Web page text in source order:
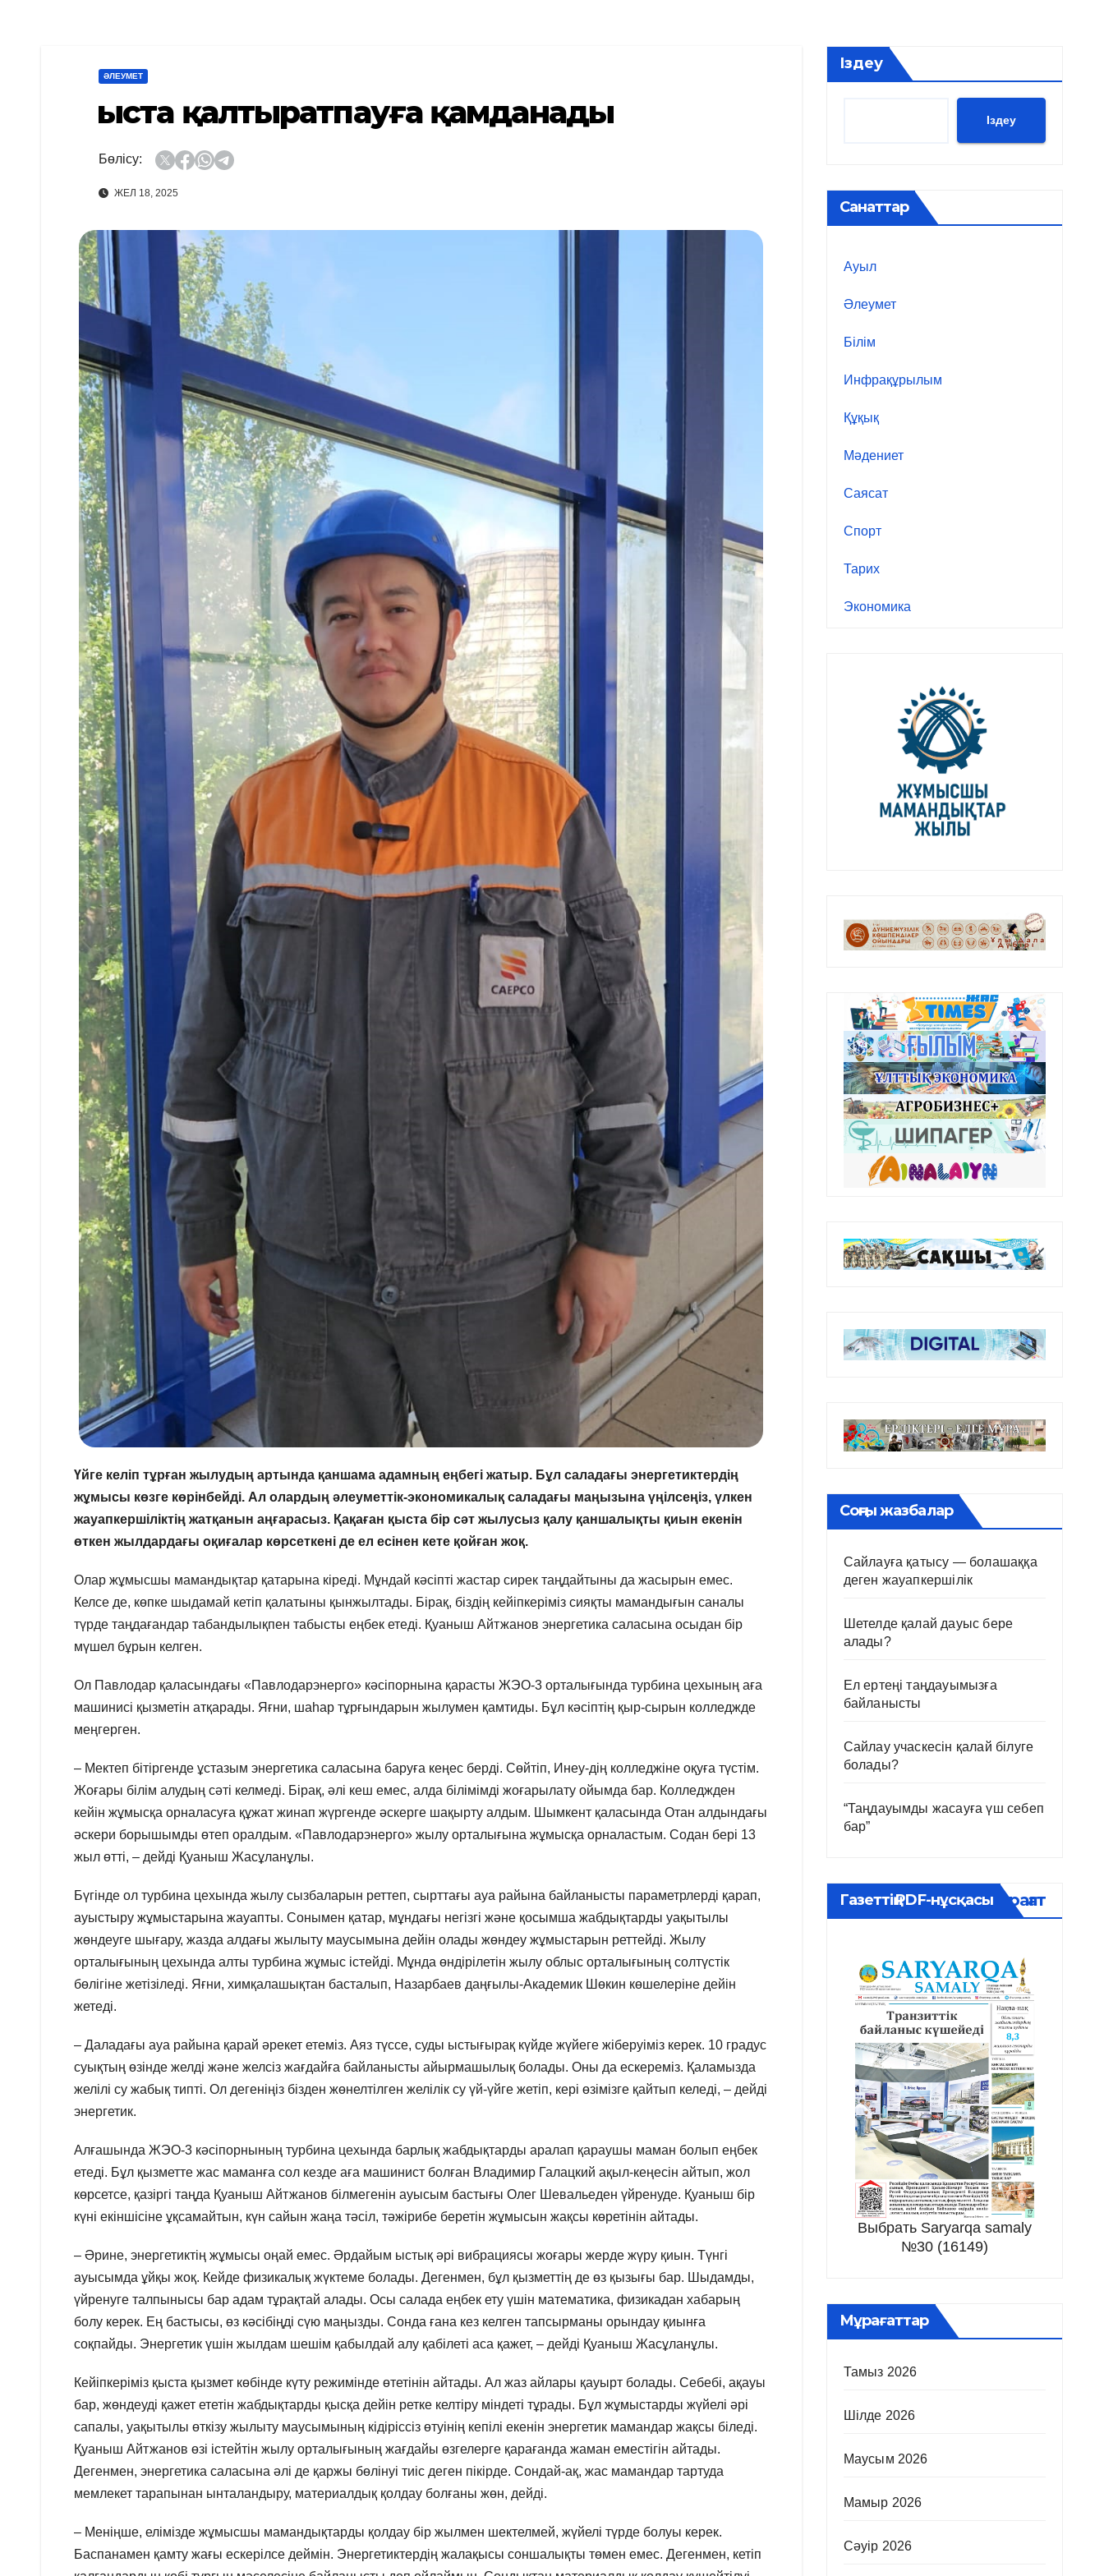
ӘЛЕУМЕТ
Қыста қалтыратпауға қамданады
Бөлісу:
ЖЕЛ 18, 2025
Үйге келіп тұрған жылудың артында қаншама адамның еңбегі жатыр. Бұл саладағы энергетиктердің
жұмысы көзге көрінбейді. Ал олардың әлеуметтік-экономикалық саладағы маңызына үңілсеңіз, үлкен
жауапкершіліктің жатқанын аңғарасыз. Қақаған қыста бір сәт жылусыз қалу қаншалықты қиын екенін
өткен жылдардағы оқиғалар көрсеткені де ел есінен кете қойған жоқ.
Олар жұмысшы мамандықтар қатарына кіреді. Мұндай кәсіпті жастар сирек таңдайтыны да жасырын емес.
Келсе де, көпке шыдамай кетіп қалатыны қынжылтады. Бірақ, біздің кейіпкеріміз сияқты мамандығын саналы
түрде таңдағандар табандылықпен табысты еңбек етеді. Қуаныш Айтжанов энергетика саласына осыдан бір
мүшел бұрын келген.
Ол Павлодар қаласындағы «Павлодарэнерго» кәсіпорнына қарасты ЖЭО-3 орталығында турбина цехының аға
машинисі қызметін атқарады. Яғни, шаһар тұрғындарын жылумен қамтиды. Бұл кәсіптің қыр-сырын колледжде
меңгерген.
– Мектеп бітіргенде ұстазым энергетика саласына баруға кеңес берді. Сөйтіп, Инеу-дің колледжіне оқуға түстім.
Жоғары білім алудың сәті келмеді. Бірақ, әлі кеш емес, алда білімімді жоғарылату ойымда бар. Колледжден
кейін жұмысқа орналасуға құжат жинап жүргенде әскерге шақырту алдым. Шымкент қаласында Отан алдындағы
әскери борышымды өтеп оралдым. «Павлодарэнерго» жылу орталығына жұмысқа орналастым. Содан бері 13
жыл өтті, – дейді Қуаныш Жасұланұлы.
Бүгінде ол турбина цехында жылу сызбаларын реттеп, сырттағы ауа райына байланысты параметрлерді қарап,
ауыстыру жұмыстарына жауапты. Сонымен қатар, мұндағы негізгі және қосымша жабдықтарды уақытылы
жөндеуге шығару, жазда алдағы жылыту маусымына дейін олады жөндеу жұмыстарын реттейді. Жылу
орталығының цехында алты турбина жұмыс істейді. Мұнда өндірілетін жылу облыс орталығының солтүстік
бөлігіне жетізіледі. Яғни, химқалашықтан басталып, Назарбаев даңғылы-Академик Шөкин көшелеріне дейін
жетеді.
– Даладағы ауа райына қарай әрекет етеміз. Аяз түссе, суды ыстығырақ күйде жүйеге жіберуіміз керек. 10 градус
суықтың өзінде желді және желсіз жағдайға байланысты айырмашылық болады. Оны да ескереміз. Қаламызда
желілі су жабық типті. Ол дегеніңіз бізден жөнелтілген желілік су үй-үйге жетіп, кері өзімізге қайтып келеді, – дейді
энергетик.
Алғашында ЖЭО-3 кәсіпорнының турбина цехында барлық жабдықтарды аралап қараушы маман болып еңбек
етеді. Бұл қызметте жас маманға сол кезде аға машинист болған Владимир Галацкий ақыл-кеңесін айтып, жол
көрсетсе, қазіргі таңда Қуаныш Айтжанов білмегенін ауысым бастығы Олег Шевальеден үйренуде. Қуаныш бір
күні екіншісіне ұқсамайтын, күн сайын жаңа тәсіл, тәжірибе беретін жұмысын жақсы көретінін айтады.
– Әрине, энергетиктің жұмысы оңай емес. Әрдайым ыстық әрі вибрациясы жоғары жерде жүру қиын. Түнгі
ауысымда ұйқы жоқ. Кейде физикалық жүктеме болады. Дегенмен, бұл қызметтің де өз қызығы бар. Шыдамды,
үйренуге талпынысы бар адам тұрақтай алады. Осы салада еңбек ету үшін математика, физикадан хабарың
болу керек. Ең бастысы, өз кәсібіңді сүю маңызды. Сонда ғана кез келген тапсырманы орындау қиынға
соқпайды. Энергетик үшін жылдам шешім қабылдай алу қабілеті аса қажет, – дейді Қуаныш Жасұланұлы.
Кейіпкеріміз қыста қызмет көбінде күту режимінде өтетінін айтады. Ал жаз айлары қауырт болады. Себебі, ақауы
бар, жөндеуді қажет ететін жабдықтарды қысқа дейін ретке келтіру міндеті тұрады. Бұл жұмыстарды жүйелі әрі
сапалы, уақытылы өткізу жылыту маусымының кідіріссіз өтуінің кепілі екенін энергетик мамандар жақсы біледі.
Қуаныш Айтжанов өзі істейтін жылу орталығының жағдайы өзгелерге қарағанда жаман еместігін айтады.
Дегенмен, энергетика саласына әлі де қаржы бөлінуі тиіс деген пікірде. Сондай-ақ, жас мамандар тартуда
мемлекет тарапынан ынталандыру, материалдық қолдау болғаны жөн, дейді.
– Меніңше, елімізде жұмысшы мамандықтарды қолдау бір жылмен шектелмей, жүйелі түрде болуы керек.
Баспанамен қамту жағы ескерілсе деймін. Энергетиктердің жалақысы соншалықты төмен емес. Дегенмен, кетіп
Іздеу
Іздеу
Санаттар
Ауыл
Әлеумет
Білім
Инфрақұрылым
Құқық
Мәдениет
Саясат
Спорт
Тарих
Экономика
Соңғы жазбалар
Сайлауға қатысу — болашаққа
деген жауапкершілік
Шетелде қалай дауыс бере
алады?
Ел ертеңі таңдауымызға
байланысты
Сайлау учаскесін қалай білуге
болады?
“Таңдауымды жасауға үш себеп
бар”
Газеттің PDF-нұсқасыМұрағат
Выбрать Saryarqa samaly
№30 (16149)
Мұрағаттар
Тамыз 2026
Шілде 2026
Маусым 2026
Мамыр 2026
Сәуір 2026